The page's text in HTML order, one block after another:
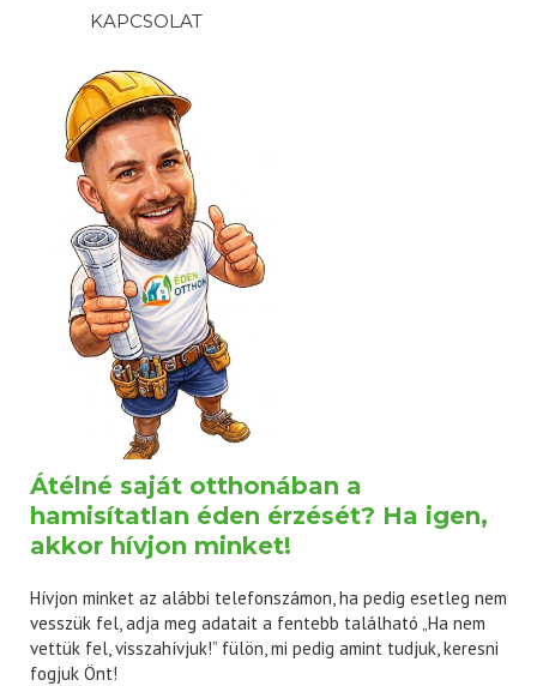
KAPCSOLAT
Átélné saját otthonában a
hamisítatlan éden érzését? Ha igen,
akkor hívjon minket!
Hívjon minket az alábbi telefonszámon, ha pedig esetleg nem
vesszük fel, adja meg adatait a fentebb található „Ha nem
vettük fel, visszahívjuk!” fülön, mi pedig amint tudjuk, keresni
fogjuk Önt!